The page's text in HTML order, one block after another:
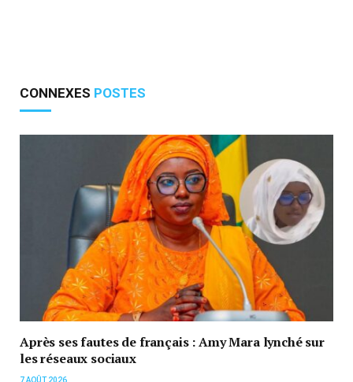
CONNEXES POSTES
Après ses fautes de français : Amy Mara lynché sur
les réseaux sociaux
7 AOÛT 2026